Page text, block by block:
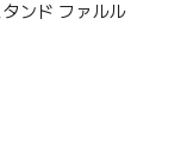
ンド ファルル